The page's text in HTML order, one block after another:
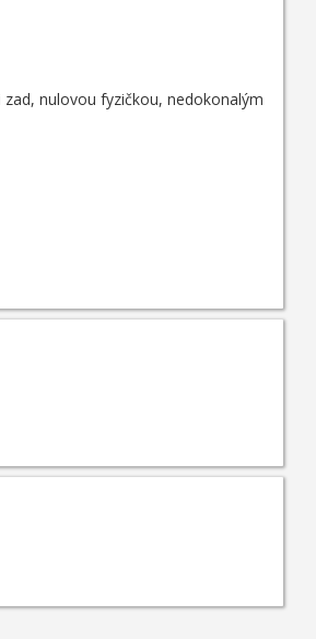
nulovou fyzičkou, nedokonalým